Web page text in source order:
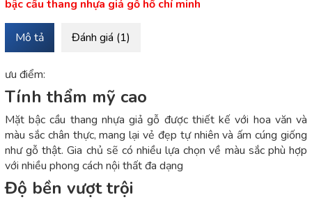
bậc cầu thang nhựa giả gỗ hồ chí minh
Mô tả Đánh giá (1)
ưu điểm:
Tính thẩm mỹ cao
Mặt bậc cầu thang nhựa giả gỗ được thiết kế với hoa văn và
màu sắc chân thực, mang lại vẻ đẹp tự nhiên và ấm cúng giống
như gỗ thật. Gia chủ sẽ có nhiều lựa chọn về màu sắc phù hợp
với nhiều phong cách nội thất đa dạng
Độ bền vượt trội